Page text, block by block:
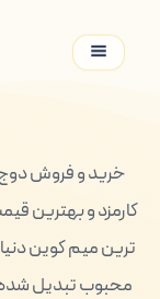
کارمزد و بهترین
ترین میم کوین
محبوب تبدیل